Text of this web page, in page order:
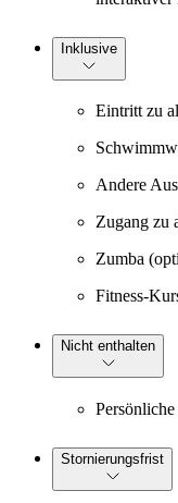
Inklusive
Eintritt zu
Andere
Zugang zu
Zumba
Fitness-
Nicht enthalten
Stornierungsfrist